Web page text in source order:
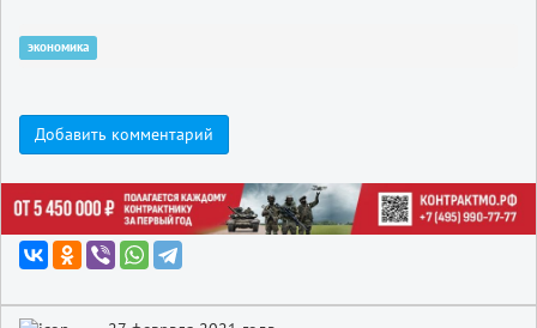
экономика
Добавить комментарий